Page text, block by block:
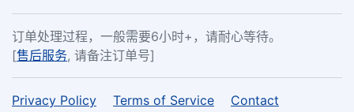
订单处理过程，一般需要6小时+，请耐心等待。
[售后服务, 请备注订单号]
Privacy Policy Terms of Service Contact